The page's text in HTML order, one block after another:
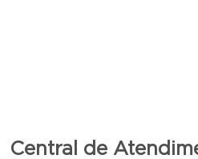
Central de